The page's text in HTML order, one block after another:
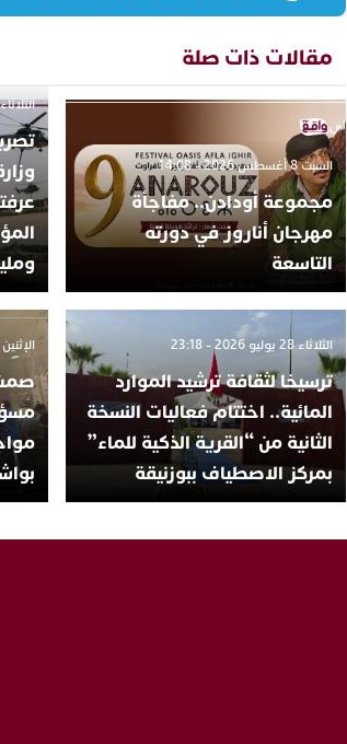
مقالات ذات صلة
السبت 8 أغسطس 2026 - 14:08
مجموعة أودادن.. مفاجأة
مهرجان أناروز في دورته
التاسعة
الثلاثاء 4 أغسطس 2026 -
الثلاثاء 28 يوليو 2026 - 23:18
ترسيخا لثقافة ترشيد الموارد
المائية.. اختتام فعاليات النسخة
الثانية من “القرية الذكية للماء”
بمركز الاصطياف ببوزنيقة
الإثنين 27 يوليو 2026 - 13:22